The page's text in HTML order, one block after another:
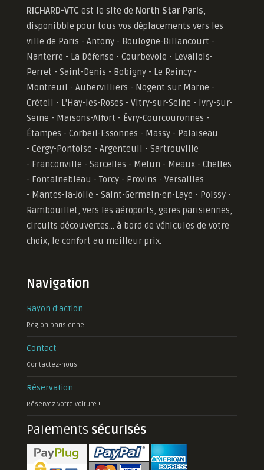
RICHARD-VTC est le site de North Star Paris,
disponibble pour tous vos déplacements vers les
ville de Paris - Antony - Boulogne-Billancourt -
Nanterre - La Défense - Courbevoie - Levallois-
Perret - Saint-Denis - Bobigny - Le Raincy -
Montreuil - Aubervilliers - Nogent sur Marne -
Créteil - L'Hay-les-Roses - Vitry-sur-Seine - Ivry-sur-
Seine - Maisons-Alfort - Évry-Courcouronnes -
Étampes - Corbeil-Essonnes - Massy - Palaiseau
- Cergy-Pontoise - Argenteuil - Sartrouville
- Franconville - Sarcelles - Melun - Meaux - Chelles
- Fontainebleau - Torcy - Provins - Versailles
- Mantes-la-Jolie - Saint-Germain-en-Laye - Poissy -
Rambouillet, vers les aéroports, gares parisiennes,
circuits découvertes... à bord de véhicules de votre
choix, le confort au meilleur prix.
Navigation
Rayon d'action
Région parisienne
Contact
Contactez-nous
Réservation
Réservez votre voiture !
Paiements sécurisés